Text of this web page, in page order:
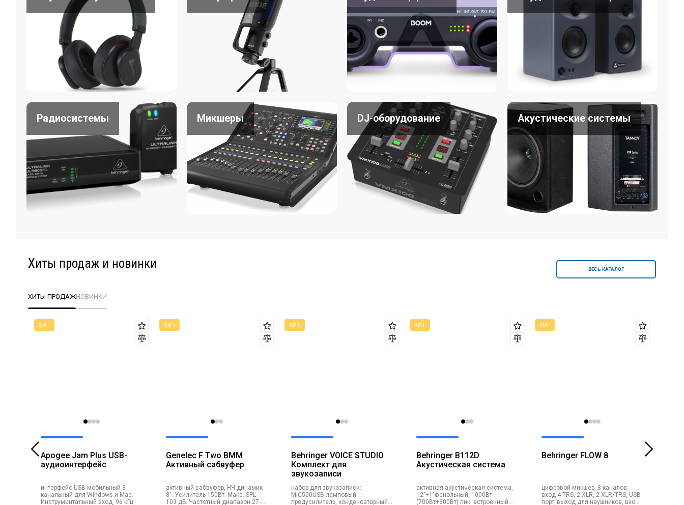
Радиосистемы Микшеры DJ-оборудование Акустические системы
Хиты продаж и новинки ВЕСЬ КАТАЛОГ
ХИТЫ ПРОДАЖНОВИНКИ
Apogee Jam Plus USB-
аудиоинтерфейс
интерфейс USB мобильный 3-
канальный для Windows и Mac.
Инструментальный вход, 96 кГц
Genelec F Two BMM
Активный сабвуфер
активный сабвуфер, НЧ динамик
8". Усилитель 150Вт. Макс. SPL
103 дБ. Частотный диапазон 27-
Behringer VOICE STUDIO
Комплект для
звукозаписи
набор для звукозаписи:
MIC500USB ламповый
предусилитель, конденсаторный
Behringer B112D
Акустическая система
активная акустическая система,
12"+1"фенольный, 1000Вт
(700Вт+300Вт) пик. встроенный
Behringer FLOW 8
цифровой микшер, 8 каналов:
вход 4 TRS, 2 XLR, 2 XLR/TRS, USB
порт; выход для наушников, вход